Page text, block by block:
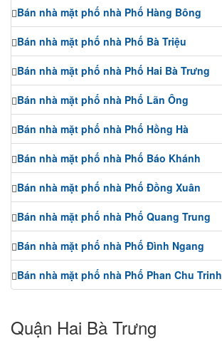
Bán nhà mặt phố nhà Phố Hàng Bông
Bán nhà mặt phố nhà Phố Bà Triệu
Bán nhà mặt phố nhà Phố Hai Bà Trưng
Bán nhà mặt phố nhà Phố Lãn Ông
Bán nhà mặt phố nhà Phố Hồng Hà
Bán nhà mặt phố nhà Phố Báo Khánh
Bán nhà mặt phố nhà Phố Đồng Xuân
Bán nhà mặt phố nhà Phố Quang Trung
Bán nhà mặt phố nhà Phố Đình Ngang
Bán nhà mặt phố nhà Phố Phan Chu Trinh
Quận Hai Bà Trưng